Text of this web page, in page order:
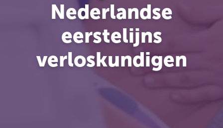
Nederlandse
eerstelijns
verloskundigen